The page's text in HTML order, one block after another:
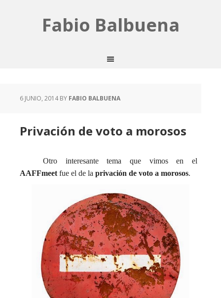
Fabio Balbuena
6 JUNIO, 2014BY FABIO BALBUENA
Privación de voto a morosos
Otro interesante tema que vimos en el
AAFFmeet fue el de la privación de voto a morosos.